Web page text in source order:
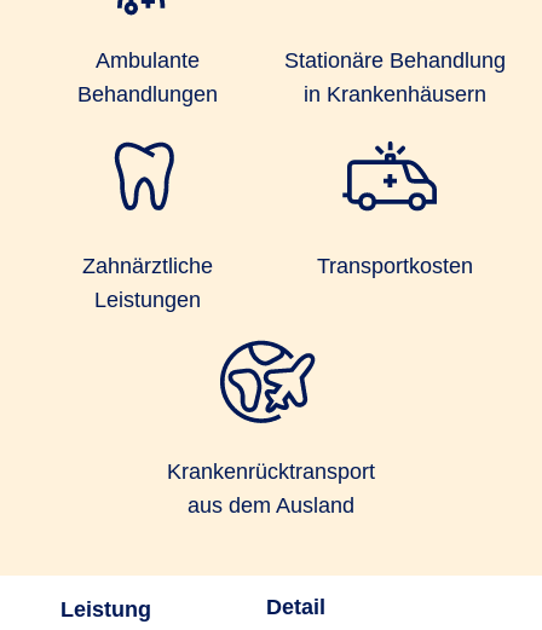
Ambulante
Behandlungen
Stationäre Behandlung
in Krankenhäusern
Zahnärztliche
Leistungen
Transportkosten
Kranken­rücktransport
aus dem Ausland
Leistung Detail